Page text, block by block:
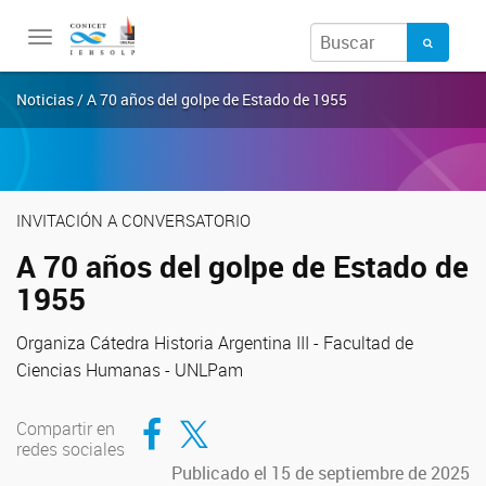
Toggle
Noticias / A 70 años del golpe de Estado de 1955
INVITACIÓN A CONVERSATORIO
A 70 años del golpe de Estado de
1955
Organiza Cátedra Historia Argentina III - Facultad de
Ciencias Humanas - UNLPam
Compartir en
redes sociales
Compartir en Facebook
Compartir en Twitter
Publicado el 15 de septiembre de 2025